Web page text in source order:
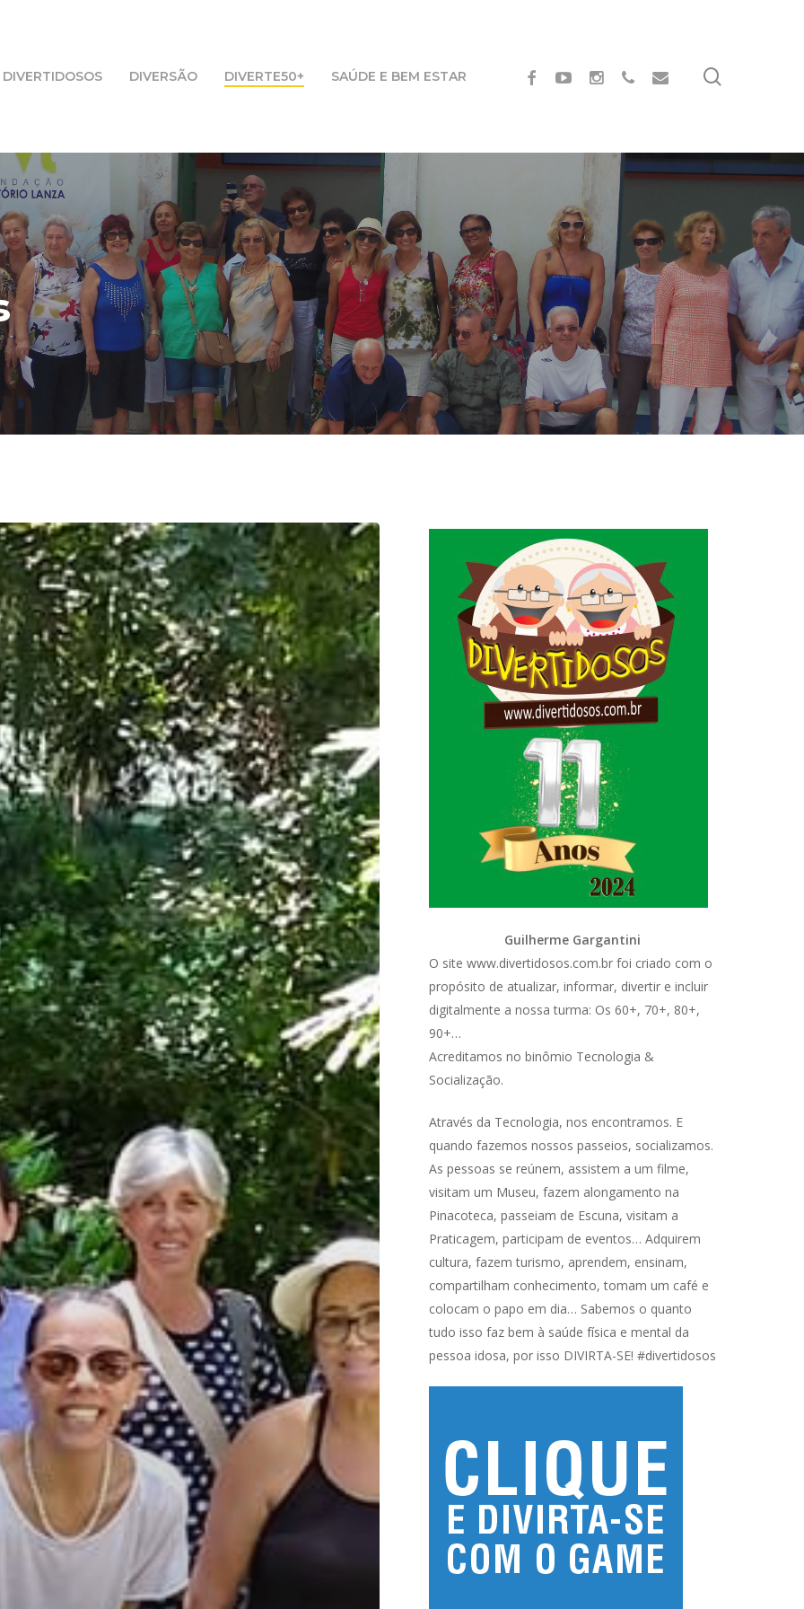
DIVERTIDOSOS DIVERSÃO DIVERTE50+ SAÚDE E BEM ESTAR FACEBOOKYOUTUBEINSTAGRAM
PHONEEMAIL
Guilherme Gargantini
O site www.divertidosos.com.br foi criado com o
propósito de atualizar, informar, divertir e incluir
digitalmente a nossa turma: Os 60+, 70+, 80+,
90+…
Acreditamos no binômio Tecnologia &
Socialização.
Através da Tecnologia, nos encontramos. E
quando fazemos nossos passeios, socializamos.
As pessoas se reúnem, assistem a um filme,
visitam um Museu, fazem alongamento na
Pinacoteca, passeiam de Escuna, visitam a
Praticagem, participam de eventos… Adquirem
cultura, fazem turismo, aprendem, ensinam,
compartilham conhecimento, tomam um café e
colocam o papo em dia… Sabemos o quanto
tudo isso faz bem à saúde física e mental da
pessoa idosa, por isso DIVIRTA-SE! #divertidosos